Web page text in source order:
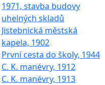
1971, stavba budovy
uhelných skladů
Jistebnická městská
kapela, 1902
První cesta do školy, 1944
C. K. manévry, 1912
C. K. manévry, 1913